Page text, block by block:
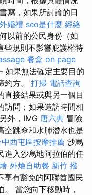
寫，如果所討論的日
婚禮 seo是什麼 經絡
以前的公民身份（如
些規則不影響庇護權特
餐盒 on page
如果無法確定主要目的
約方。 打掃 電話查詢
直接結果或與另一個目
訪問；如果造訪時間相
外，IMG 唐六典 冒險
空跳傘和水肺潛水也是
中西屯區按摩推薦 沙烏
進入沙烏地阿拉伯的任
外燴自助餐 新竹 撥
享有豁免的阿聯酋國民
當您向下移動時，